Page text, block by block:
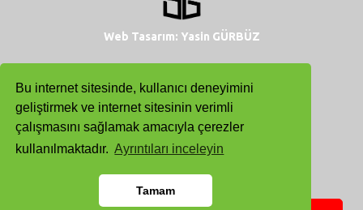
Bu internet sitesinde, kullanıcı deneyimini
geliştirmek ve internet sitesinin verimli
çalışmasını sağlamak amacıyla çerezler
kullanılmaktadır. Ayrıntıları inceleyin
Tamam
Web Tasarım: Yasin GÜRBÜZ